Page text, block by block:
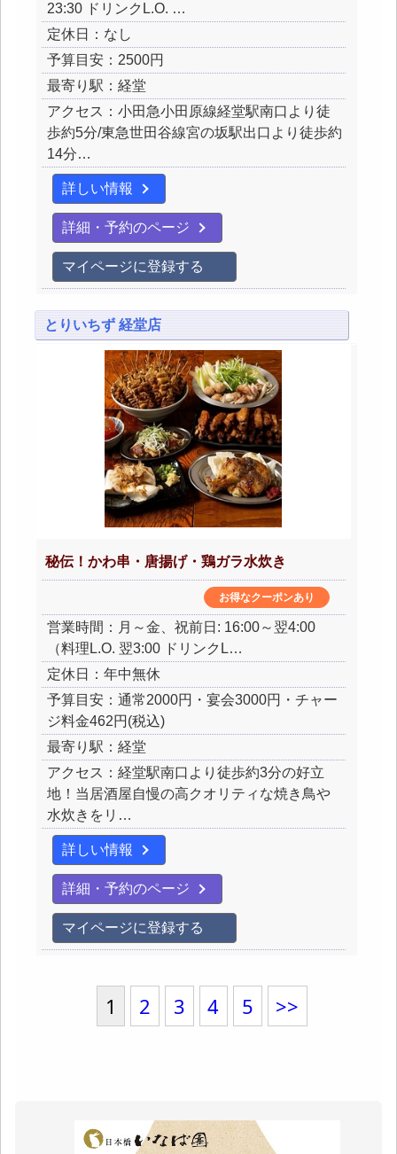
23:30 ドリンクL.O. …
定休日：なし
予算目安：2500円
最寄り駅：経堂
アクセス：小田急小田原線経堂駅南口より徒
歩約5分/東急世田谷線宮の坂駅出口より徒歩約
14分…
詳しい情報
詳細・予約のページ
マイページに登録する
とりいちず 経堂店
秘伝！かわ串・唐揚げ・鶏ガラ水炊き
お得なクーポンあり
営業時間：月～金、祝前日: 16:00～翌4:00
（料理L.O. 翌3:00 ドリンクL…
定休日：年中無休
予算目安：通常2000円・宴会3000円・チャー
ジ料金462円(税込)
最寄り駅：経堂
アクセス：経堂駅南口より徒歩約3分の好立
地！当居酒屋自慢の高クオリティな焼き鳥や
水炊きをリ…
詳しい情報
詳細・予約のページ
マイページに登録する
1 2 3 4 5 >>